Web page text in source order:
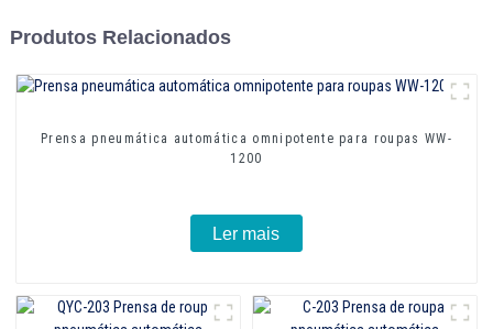
Produtos Relacionados
Prensa pneumática automática omnipotente para roupas WW-
1200
Ler mais